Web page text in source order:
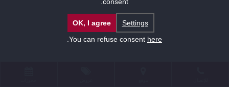
consent.
Settings
OK, I agree
You can refuse consent here
.